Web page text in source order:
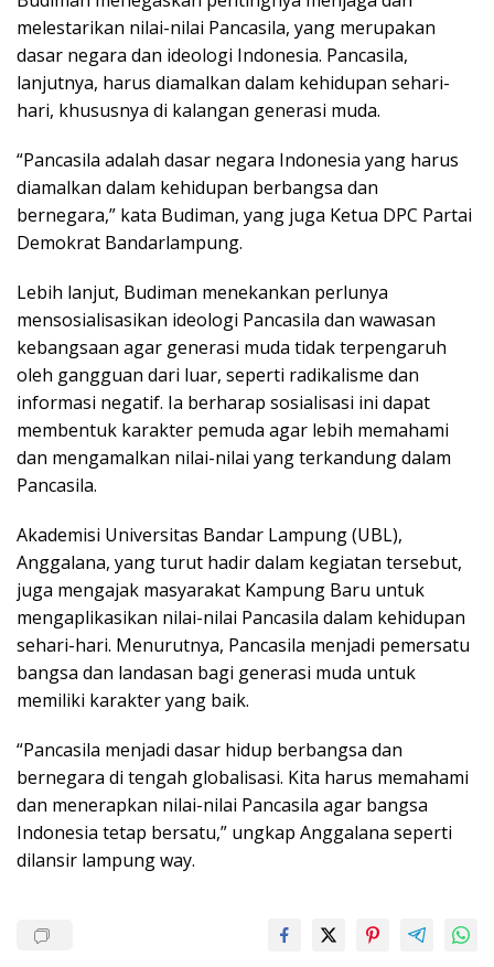
melestarikan nilai-nilai Pancasila, yang merupakan
dasar negara dan ideologi Indonesia. Pancasila,
lanjutnya, harus diamalkan dalam kehidupan sehari-
hari, khususnya di kalangan generasi muda.
“Pancasila adalah dasar negara Indonesia yang harus
diamalkan dalam kehidupan berbangsa dan
bernegara,” kata Budiman, yang juga Ketua DPC Partai
Demokrat Bandarlampung.
Lebih lanjut, Budiman menekankan perlunya
mensosialisasikan ideologi Pancasila dan wawasan
kebangsaan agar generasi muda tidak terpengaruh
oleh gangguan dari luar, seperti radikalisme dan
informasi negatif. Ia berharap sosialisasi ini dapat
membentuk karakter pemuda agar lebih memahami
dan mengamalkan nilai-nilai yang terkandung dalam
Pancasila.
Akademisi Universitas Bandar Lampung (UBL),
Anggalana, yang turut hadir dalam kegiatan tersebut,
juga mengajak masyarakat Kampung Baru untuk
mengaplikasikan nilai-nilai Pancasila dalam kehidupan
sehari-hari. Menurutnya, Pancasila menjadi pemersatu
bangsa dan landasan bagi generasi muda untuk
memiliki karakter yang baik.
“Pancasila menjadi dasar hidup berbangsa dan
bernegara di tengah globalisasi. Kita harus memahami
dan menerapkan nilai-nilai Pancasila agar bangsa
Indonesia tetap bersatu,” ungkap Anggalana seperti
dilansir lampung way.